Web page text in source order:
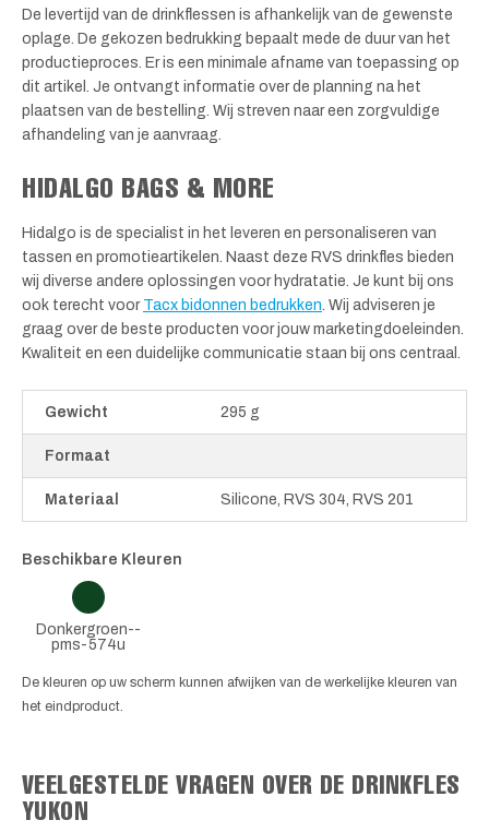
De levertijd van de drinkflessen is afhankelijk van de gewenste
oplage. De gekozen bedrukking bepaalt mede de duur van het
productieproces. Er is een minimale afname van toepassing op
dit artikel. Je ontvangt informatie over de planning na het
plaatsen van de bestelling. Wij streven naar een zorgvuldige
afhandeling van je aanvraag.
HIDALGO BAGS & MORE
Hidalgo is de specialist in het leveren en personaliseren van
tassen en promotieartikelen. Naast deze RVS drinkfles bieden
wij diverse andere oplossingen voor hydratatie. Je kunt bij ons
ook terecht voor Tacx bidonnen bedrukken . Wij adviseren je
graag over de beste producten voor jouw marketingdoeleinden.
Kwaliteit en een duidelijke communicatie staan bij ons centraal.
Gewicht 295 g
Formaat
Materiaal Silicone, RVS 304, RVS 201
Beschikbare Kleuren
Donkergroen--
pms-574u
De kleuren op uw scherm kunnen afwijken van de werkelijke kleuren van
het eindproduct.
VEELGESTELDE VRAGEN OVER DE DRINKFLES
YUKON